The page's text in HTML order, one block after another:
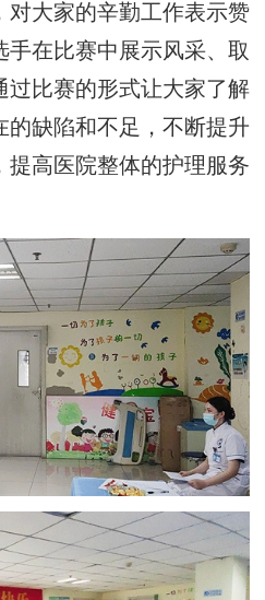
对大家的辛勤工作表示赞
在比赛中展示风采、取
过比赛的形式让大家了解
的缺陷和不足，不断提升
提高医院整体的护理服务